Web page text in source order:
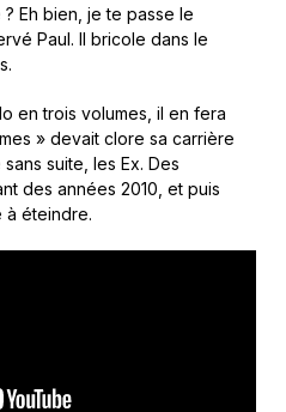
Eh bien, je te passe le
Paul. Il bricole dans le
en trois volumes, il en fera
» devait clore sa carrière
suite, les Ex. Des
des années 2010, et puis
à éteindre.